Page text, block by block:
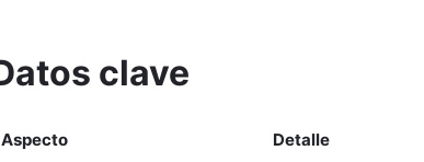
clave
Aspecto Detalle